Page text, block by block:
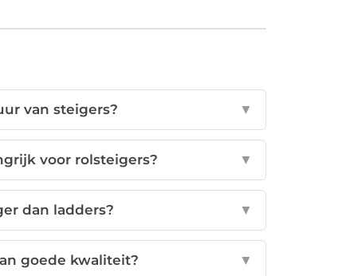
van steigers? ▼
voor rolsteigers? ▼
dan ladders? ▼
goede kwaliteit? ▼